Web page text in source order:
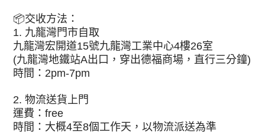
📦交收方法：
1. 九龍灣門市自取
九龍灣宏開道15號九龍灣工業中心4樓26室
(九龍灣地鐵站A出口，穿出德福商場，直行三分鐘)
時間： 2pm-7pm
2. 物流送貨上門
運費： free
時間：大概4至8個工作天，以物流派送為準